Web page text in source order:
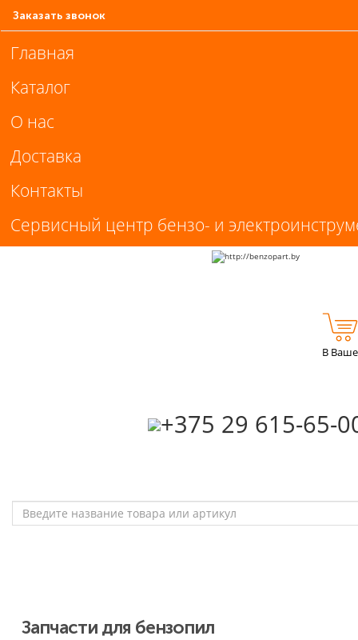
Заказать звонок
Главная
Каталог
О нас
Доставка
Контакты
Сервисный центр бензо- и
‎+375 29 615-65-
В
Запчасти для бензопил